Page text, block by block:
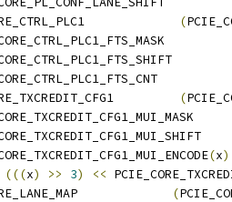
(
(
(x)
(((x) >> 3) <<
(